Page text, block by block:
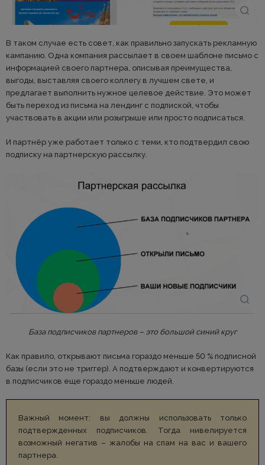
В таком случае есть совет, как правильно запускать рекламную
кампанию. Одна компания рассылает в своем шаблоне письмо с
информацией своего партнера, описывая преимущества,
выгоды, выставляя своего коллегу в лучшем свете, и
предлагает выполнить нужное целевое действие. Это может
быть переход из письма на лендинг с подпиской, чтобы
участвовать в акции или розыгрыше или просто подписаться.
И партнёр уже работает только с теми, кто подтвердил свою
подписку на партнерскую рассылку.
База подписчиков партнеров – это большой синий круг
Как правило, открывают письма гораздо меньше 50 % подписной
базы (если это не триггер). А подтверждают и конвертируются
в подписчиков еще гораздо меньше людей.
Важный момент: вы должны использовать только
подтвержденных подписчиков. Тогда нивелируется
возможный негатив – жалобы на спам на вас и вашего
партнера.